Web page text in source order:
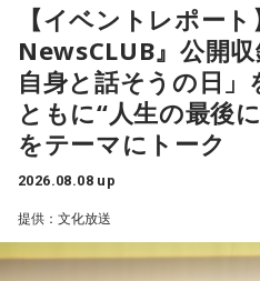
「ニッポン放送ショウアップ
■放送日時：8月15日（土） 17
応あり）
■スペシャルゲスト解説：髙津臣
■実況：師岡正雄アナウンサー
■番組X：@showup1242
■ハッシュタグ：#ショウアッ
【2位】蟹座（かに座）
好調な運気で心地よく過ごせる
えやすい運気なので、選択に迷
してみてください。
【3位】蠍座（さそり座）
学びや成長ができそうな1日で
学びが深まりそうです。海外の
を大切に過ごしてみましょう。
【イベントレポー
NewsCLUB』公開
自身と話そうの日」
ともに“人生の最後
をテーマにトーク
2026.08.08 up
提供：文化放送